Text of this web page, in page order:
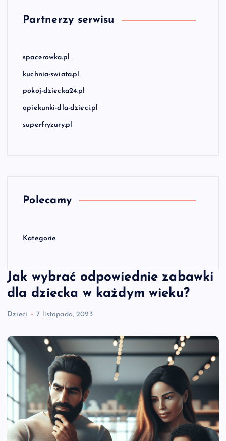
Partnerzy serwisu
spacerowka.pl
kuchnia-swiata.pl
pokoj-dziecka24.pl
opiekunki-dla-dzieci.pl
superfryzury.pl
Polecamy
Kategorie
Jak wybrać odpowiednie zabawki
dla dziecka w każdym wieku?
Dzieci 7 listopada, 2023